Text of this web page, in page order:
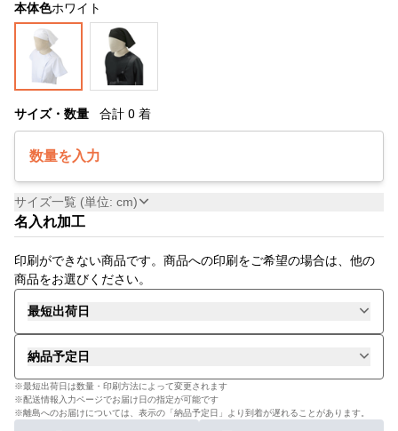
本体色ホワイト
サイズ・数量 合計 0 着
数量を入力
サイズ一覧 (単位: cm)
名入れ加工
印刷ができない商品です。商品への印刷をご希望の場合は、他の
商品をお選びください。
最短出荷日
納品予定日
※最短出荷日は数量・印刷方法によって変更されます
※配送情報入力ページでお届け日の指定が可能です
※離島へのお届けについては、表示の「納品予定日」より到着が遅れることがあります。